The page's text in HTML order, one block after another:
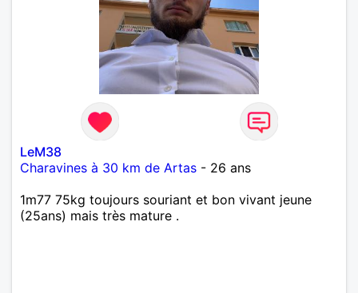
LeM38
Charavines à 30 km de Artas - 26 ans
1m77 75kg toujours souriant et bon vivant jeune
(25ans) mais très mature .